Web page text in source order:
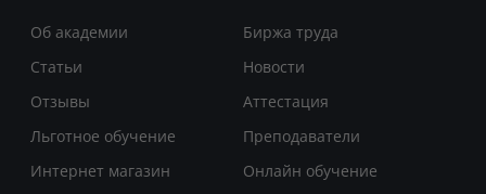
Об академии
Биржа труда
Статьи
Новости
Отзывы
Аттестация
Льготное обучение
Преподаватели
Интернет магазин
Онлайн обучение